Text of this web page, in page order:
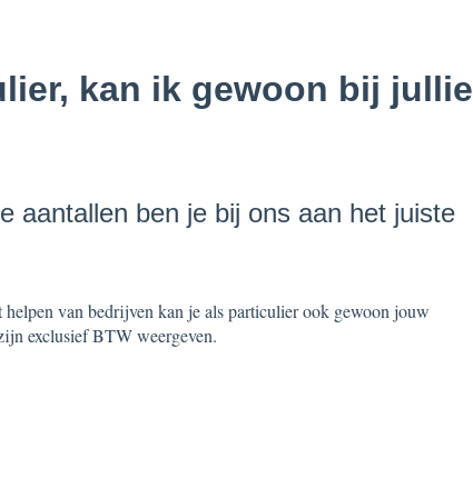
kan ik gewoon bij jullie
aantallen ben je bij ons aan het juiste
van bedrijven kan je als particulier ook gewoon jouw
exclusief BTW weergeven.